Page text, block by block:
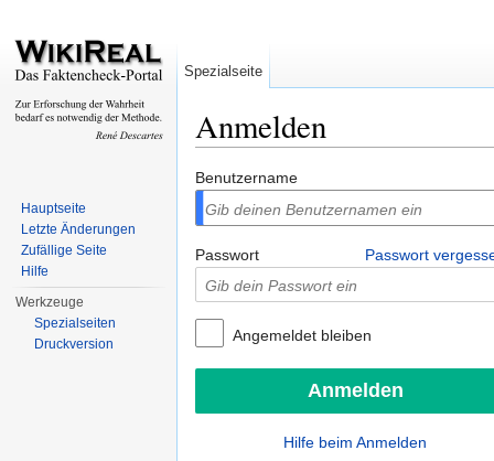
Anmelden
Benutzername
Passwort Passwort
Angemeldet bleiben
Hilfe beim Anmelden
Spezialseite
Hauptseite
Letzte Änderungen
Zufällige Seite
Hilfe
Werkzeuge
Spezialseiten
Druckversion